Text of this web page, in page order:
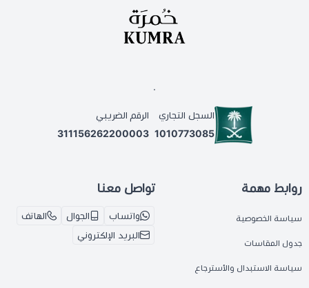
.
السجل التجاري
1010773085
الرقم الضريبي
311156262200003
روابط مهمة
سياسة الخصوصية
جدول المقاسات
سياسة الاستبدال والأسترجاع
تواصل معنا
واتساب الجوال
الهاتف
البريد الإلكتروني